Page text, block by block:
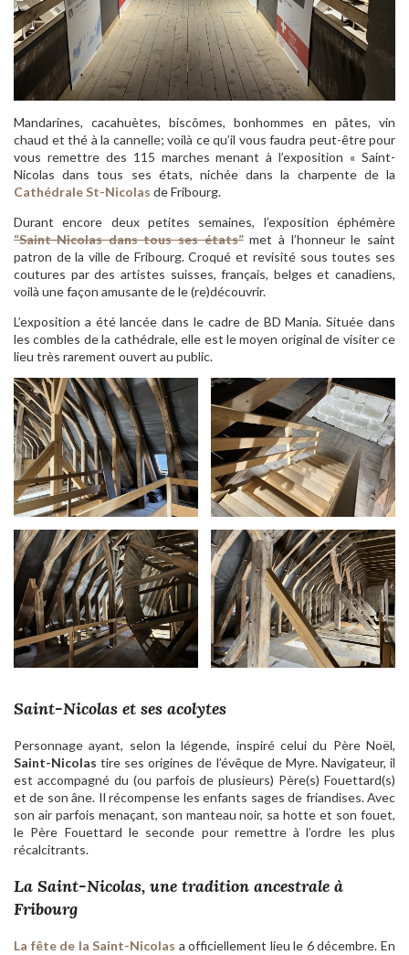
Mandarines, cacahuètes, biscômes, bonhommes en pâtes, vin
chaud et thé à la cannelle; voilà ce qu’il vous faudra peut-être pour
vous remettre des 115 marches menant à l’exposition « Saint-
Nicolas dans tous ses états, nichée dans la charpente de la
Cathédrale St-Nicolas de Fribourg.
Durant encore deux petites semaines, l’exposition éphémère
“Saint-Nicolas dans tous ses états”met à l’honneur le saint
patron de la ville de Fribourg. Croqué et revisité sous toutes ses
coutures par des artistes suisses, français, belges et canadiens,
voilà une façon amusante de le (re)découvrir.
L’exposition a été lancée dans le cadre de BD Mania. Située dans
les combles de la cathédrale, elle est le moyen original de visiter ce
lieu très rarement ouvert au public.
Saint-Nicolas et ses acolytes
Personnage ayant, selon la légende, inspiré celui du Père Noël,
Saint-Nicolas tire ses origines de l’évêque de Myre. Navigateur, il
est accompagné du (ou parfois de plusieurs) Père(s) Fouettard(s)
et de son âne. Il récompense les enfants sages de friandises. Avec
son air parfois menaçant, son manteau noir, sa hotte et son fouet,
le Père Fouettard le seconde pour remettre à l’ordre les plus
récalcitrants.
La Saint-Nicolas, une tradition ancestrale à
Fribourg
La fête de la Saint-Nicolas a officiellement lieu le 6 décembre. En